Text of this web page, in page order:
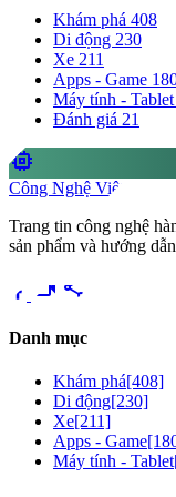
Khám phá 408
Di động 230
Xe 211
Apps - Game
Máy tính - Tablet
Đánh giá 21
memory
Công Nghệ Việt
Trang tin công nghệ
sản phẩm và hướng
videocam share
Danh mục
Khám phá[408]
Di động[230]
Xe[211]
Apps - Game
Máy tính - Tablet